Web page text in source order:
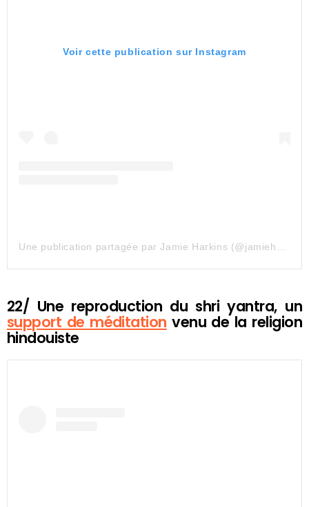
Voir cette publication sur Instagram
Une publication partagée par Jamie Harkins (@jamieharkinsartist)
22/ Une reproduction du shri yantra, un
support de méditation venu de la religion
hindouiste